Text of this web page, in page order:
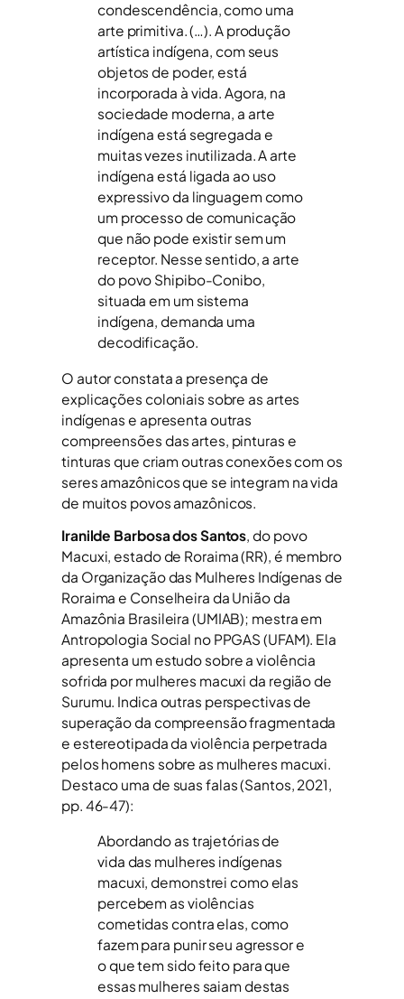
condescendência, como uma
arte primitiva. (…). A produção
artística indígena, com seus
objetos de poder, está
incorporada à vida. Agora, na
sociedade moderna, a arte
indígena está segregada e
muitas vezes inutilizada. A arte
indígena está ligada ao uso
expressivo da linguagem como
um processo de comunicação
que não pode existir sem um
receptor. Nesse sentido, a arte
do povo Shipibo-Conibo,
situada em um sistema
indígena, demanda uma
decodificação.
O autor constata a presença de
explicações coloniais sobre as artes
indígenas e apresenta outras
compreensões das artes, pinturas e
tinturas que criam outras conexões com os
seres amazônicos que se integram na vida
de muitos povos amazônicos.
Iranilde Barbosa dos Santos , do povo
Macuxi, estado de Roraima (RR), é membro
da Organização das Mulheres Indígenas de
Roraima e Conselheira da União da
Amazônia Brasileira (UMIAB); mestra em
Antropologia Social no PPGAS (UFAM). Ela
apresenta um estudo sobre a violência
sofrida por mulheres macuxi da região de
Surumu. Indica outras perspectivas de
superação da compreensão fragmentada
e estereotipada da violência perpetrada
pelos homens sobre as mulheres macuxi.
Destaco uma de suas falas (Santos, 2021,
pp. 46-47):
Abordando as trajetórias de
vida das mulheres indígenas
macuxi, demonstrei como elas
percebem as violências
cometidas contra elas, como
fazem para punir seu agressor e
o que tem sido feito para que
essas mulheres saiam destas